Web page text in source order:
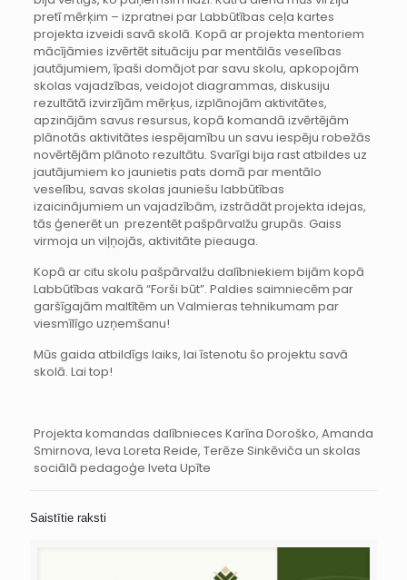
pretī mērķim – izpratnei par Labbūtības ceļa kartes
projekta izveidi savā skolā. Kopā ar projekta mentoriem
mācījāmies izvērtēt situāciju par mentālās veselības
jautājumiem, īpaši domājot par savu skolu, apkopojām
skolas vajadzības, veidojot diagrammas, diskusiju
rezultātā izvirzījām mērķus, izplānojām aktivitātes,
apzinājām savus resursus, kopā komandā izvērtējām
plānotās aktivitātes iespējamību un savu iespēju robežās
novērtējām plānoto rezultātu. Svarīgi bija rast atbildes uz
jautājumiem ko jaunietis pats domā par mentālo
veselību, savas skolas jauniešu labbūtības
izaicinājumiem un vajadzībām, izstrādāt projekta idejas,
tās ģenerēt un prezentēt pašpārvalžu grupās. Gaiss
virmoja un viļņojās, aktivitāte pieauga.
Kopā ar citu skolu pašpārvalžu dalībniekiem bijām kopā
Labbūtības vakarā “Forši būt”. Paldies saimniecēm par
garšīgajām maltītēm un Valmieras tehnikumam par
viesmīlīgo uzņemšanu!
Mūs gaida atbildīgs laiks, lai īstenotu šo projektu savā
skolā. Lai top!
Projekta komandas dalībnieces Karīna Doroško, Amanda
Smirnova, Ieva Loreta Reide, Terēze Sinkēviča un skolas
sociālā pedagoģe Iveta Upīte
Saistītie raksti